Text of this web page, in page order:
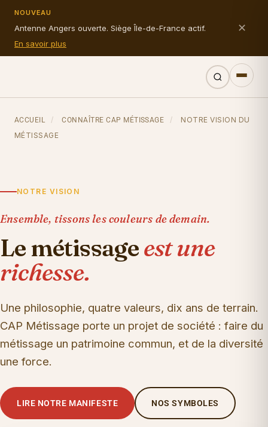
NOUVEAU
Antenne Angers ouverte. Siège Île-de-France actif.
En savoir plus
✕
ACCUEIL / CONNAÎTRE CAP MÉTISSAGE /
NOTRE VISION DU
MÉTISSAGE
NOTRE VISION
Ensemble, tissons les couleurs de demain.
Le métissageest une
richesse.
Une philosophie, quatre valeurs, dix ans de terrain.
CAP Métissage porte un projet de société : faire du
métissage un patrimoine commun, et de la diversité
une force.
LIRE NOTRE MANIFESTE NOS SYMBOLES